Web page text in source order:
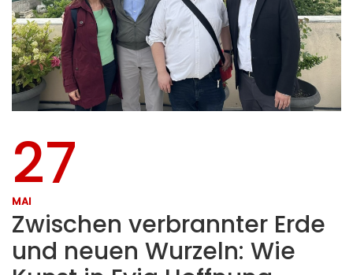
27
MAI
Zwischen verbrannter Erde
und neuen Wurzeln: Wie